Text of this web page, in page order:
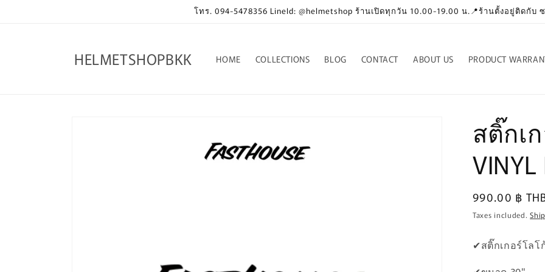
โทร. 094-5478356 LineId: @helmetshop ร้านเปิดทุกวัน 10.00-19.00 น.📍ร้านตั้งอยู่ติดกับ
HELMETSHOPBKK HOME COLLECTIONS BLOG CONTACT ABOUT US PRODUCT
สติ๊กเก
Regular
price
990.00 ฿
Taxes included.
✔สติ๊กเกอร์โลโ